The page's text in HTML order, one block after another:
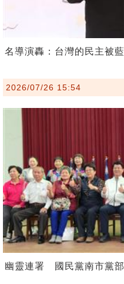
名導演轟：台灣的民主被
2026/07/26 15:54
幽靈連署 國民黨南市黨部